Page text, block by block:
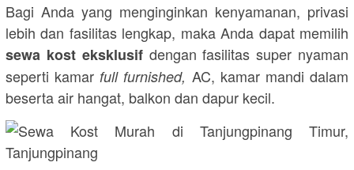
Bagi Anda yang menginginkan kenyamanan, privasi
lebih dan fasilitas lengkap, maka Anda dapat memilih
sewa kost eksklusifdengan fasilitas super nyaman
seperti kamarfull furnished, AC, kamar mandi dalam
beserta air hangat, balkon dan dapur kecil.